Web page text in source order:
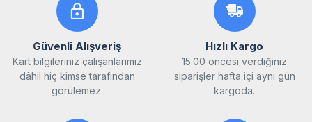
Güvenli Alışveriş
Kart bilgileriniz çalışanlarımız
dâhil hiç kimse tarafından
görülemez.
Hızlı Kargo
15.00 öncesi verdiğiniz
siparişler hafta içi aynı gün
kargoda.